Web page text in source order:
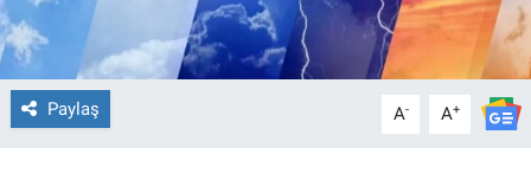
Paylaş A- A+
ASAYİŞ
ÇEVRE